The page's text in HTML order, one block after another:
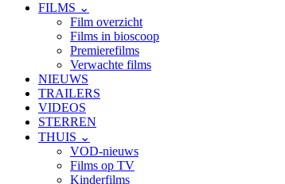
FILMS ⌄
Film overzicht
Films in bioscoop
Premierefilms
Verwachte films
NIEUWS
TRAILERS
VIDEOS
STERREN
THUIS ⌄
VOD-nieuws
Films op TV
Kinderfilms